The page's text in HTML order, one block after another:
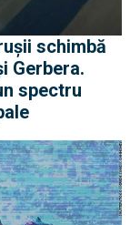
schimbă
Gerbera.
spectru